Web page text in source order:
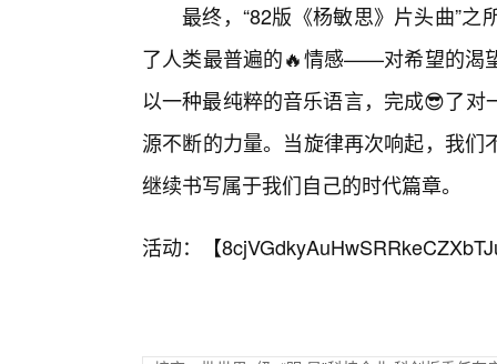
最终，“82版《杨敏思》片头曲”
了人类最普遍的🔥情感——对希望的渴
以一种最纯粹的音乐语言，完成😎了
源不断的力量。当旋律再次响起，我
继续书写属于我们自己的时代篇章。
活动：【